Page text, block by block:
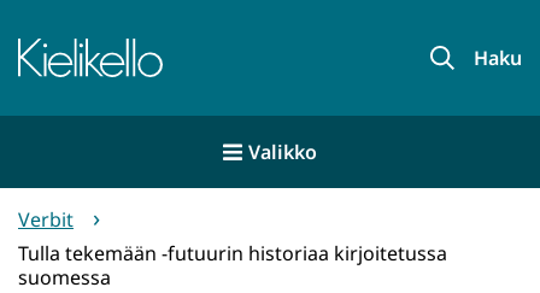
sisältöön
Etusivu Haku
Valikko
Verbit
Tulla tekemään -futuurin historiaa kirjoitetussa
suomessa